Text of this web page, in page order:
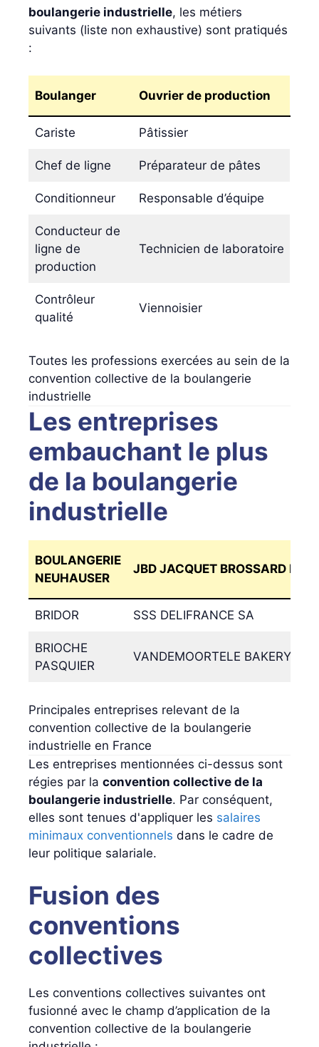
boulangerie industrielle, les métiers
suivants (liste non exhaustive) sont pratiqués
:
Boulanger Ouvrier de production
Cariste Pâtissier
Chef de ligne Préparateur de pâtes
Conditionneur Responsable d’équipe
Conducteur de
ligne de
production
Technicien de laboratoire
Contrôleur
qualité
Viennoisier
Toutes les professions exercées au sein de la
convention collective de la boulangerie
industrielle
Les entreprises
embauchant le plus
de la boulangerie
industrielle
BOULANGERIE
NEUHAUSER
JBD JACQUET BROSSARD
BRIDOR SSS DELIFRANCE SA
BRIOCHE
PASQUIER
VANDEMOORTELE BAKERY
Principales entreprises relevant de la
convention collective de la boulangerie
industrielle en France
Les entreprises mentionnées ci-dessus sont
régies par la convention collective de la
boulangerie industrielle. Par conséquent,
elles sont tenues d'appliquer les salaires
minimaux conventionnels dans le cadre de
leur politique salariale.
Fusion des
conventions
collectives
Les conventions collectives suivantes ont
fusionné avec le champ d’application de la
convention collective de la boulangerie